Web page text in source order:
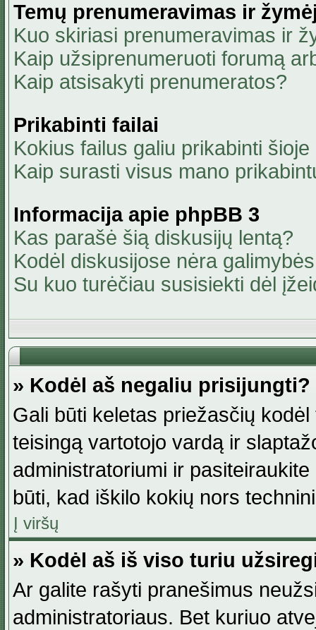
Temų prenumeravimas ir
Kuo skiriasi prenumeravimas ir
Kaip užsiprenumeruoti forumą
Kaip atsisakyti prenumeratos?
Prikabinti failai
Kokius failus galiu prikabinti
Kaip surasti visus mano
Informacija apie phpBB 3
Kas parašė šią diskusijų lentą?
Kodėl diskusijose nėra
Su kuo turėčiau susisiekti dėl
» Kodėl aš negaliu prisijungti?
Gali būti keletas priežasčių
teisingą vartotojo vardą ir
administratoriumi ir
būti, kad iškilo kokių nors
Į viršų
» Kodėl aš iš viso turiu
Ar galite rašyti pranešimus
administratoriaus. Bet kuriuo